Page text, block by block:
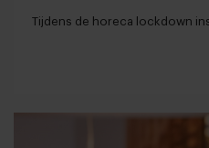
Tijdens de horeca lockdown